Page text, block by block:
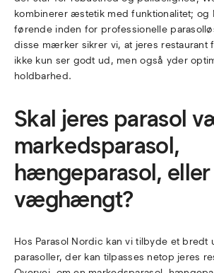
kombinerer æstetik med funktionalitet; og
førende inden for professionelle
disse mærker sikrer vi, at jeres restaurant
ikke kun ser godt ud, men også yder
holdbarhed.
Skal jeres parasol
markedsparasol,
hængeparasol, eller
væghængt?
Hos Parasol Nordic kan vi tilbyde et bredt
parasoller, der kan tilpasses netop jeres